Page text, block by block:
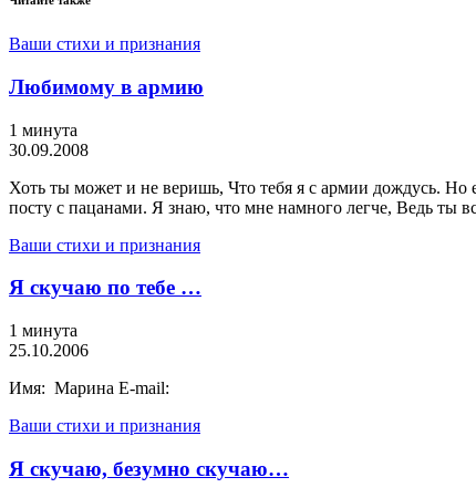
Ваши стихи и признания
Любимому в армию
1 минута
30.09.2008
Хоть ты может и не веришь, Что тебя я с армии дождусь. Но
посту с пацанами. Я знаю, что мне намного легче, Ведь ты
Ваши стихи и признания
Я скучаю по тебе …
1 минута
25.10.2006
Имя: Марина E-mail:
Ваши стихи и признания
Я скучаю, безумно скучаю…